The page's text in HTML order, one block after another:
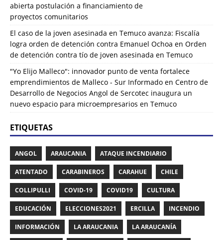
abierta postulación a financiamiento de
proyectos comunitarios
El caso de la joven asesinada en Temuco avanza: Fiscalía
logra orden de detención contra Emanuel Ochoa en Orden
de detención contra tío de joven asesinada en Temuco
"Yo Elijo Malleco": innovador punto de venta fortalece
emprendimientos de Malleco - Sur Informado en Centro de
Desarrollo de Negocios Angol de Sercotec inaugura un
nuevo espacio para microempresarios en Temuco
ETIQUETAS
ANGOL ARAUCANIA ATAQUE INCENDIARIO
ATENTADO CARABINEROS CARAHUE CHILE
COLLIPULLI COVID-19 COVID19 CULTURA
EDUCACIÓN ELECCIONES2021 ERCILLA INCENDIO
INFORMACIÓN LA ARAUCANIA LA ARAUCANÍA